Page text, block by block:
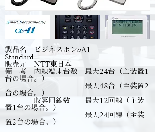
製品名 ビジネスホンαA1
Standard
販売元 NTT東日本
備 考 内線端末台数 最大24台（主装置1
台の場合。）
最大48台（主装置2
台の場合。）
収容回線数 最大12回線（主装
置1台の場合。）
最大24回線（主装
置2台の場合。）